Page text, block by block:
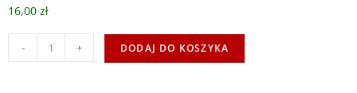
16,00 zł
- + DODAJ DO KOSZYKA